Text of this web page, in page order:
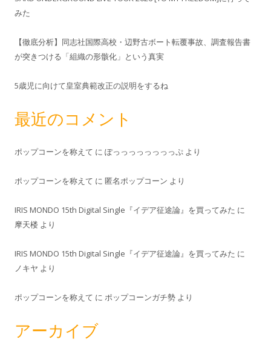
みた
【徹底分析】同志社国際高校・辺野古ボート転覆事故、調査報告書
が突きつける「組織の形骸化」という真実
5歳児に向けて皇室典範改正の説明をするね
最近のコメント
ポップコーンを称えて に ぽっっっっっっっっぷ より
ポップコーンを称えて に 匿名ポップコーン より
IRIS MONDO 15th Digital Single『イデア征途論』を買ってみた に
摩天楼 より
IRIS MONDO 15th Digital Single『イデア征途論』を買ってみた に
ノキヤ より
ポップコーンを称えて に ポップコーンガチ勢 より
アーカイブ